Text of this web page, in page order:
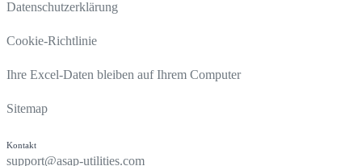
Datenschutzerklärung
Cookie-Richtlinie
Ihre Excel-Daten bleiben auf Ihrem Computer
Sitemap
Kontakt
support@asap-utilities.com